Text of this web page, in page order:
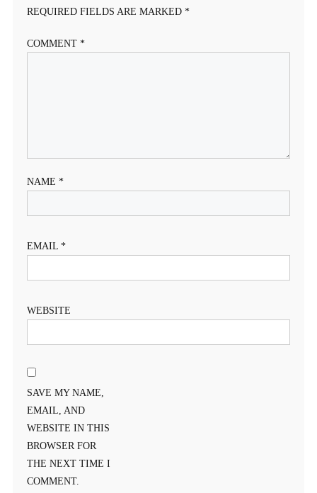
REQUIRED FIELDS ARE MARKED *
COMMENT *
NAME *
EMAIL *
WEBSITE
SAVE MY NAME,
EMAIL, AND
WEBSITE IN THIS
BROWSER FOR
THE NEXT TIME I
COMMENT.